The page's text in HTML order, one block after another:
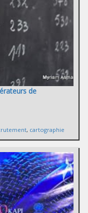
de
, cartographie